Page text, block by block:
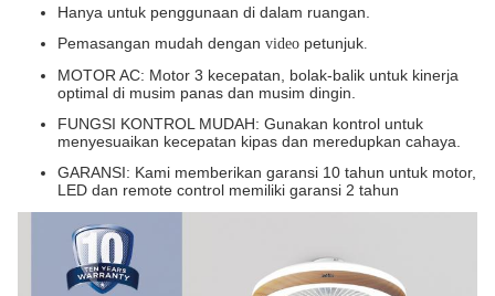
Hanya untuk penggunaan di dalam ruangan.
Pemasangan mudah dengan video petunjuk.
MOTOR AC: Motor 3 kecepatan, bolak-balik untuk kinerja
optimal di musim panas dan musim dingin.
FUNGSI KONTROL MUDAH: Gunakan kontrol untuk
menyesuaikan kecepatan kipas dan meredupkan cahaya.
GARANSI: Kami memberikan garansi 10 tahun untuk motor,
LED dan remote control memiliki garansi 2 tahun